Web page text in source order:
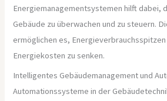
Energiemanagementsystemen hilft dabei,
Gebäude zu überwachen und zu steuern.
ermöglichen es,
Energiekosten zu senken.
Intelligentes Gebäudemanagement und
Automationssysteme in der